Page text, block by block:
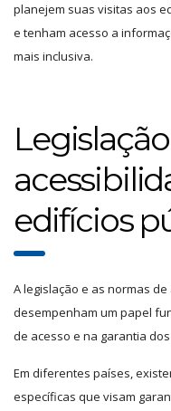
planejem suas visitas aos
e tenham acesso a
mais inclusiva.
edifícios
A legislação e as normas
desempenham um papel
de acesso e na garantia
Em diferentes países,
específicas que visam